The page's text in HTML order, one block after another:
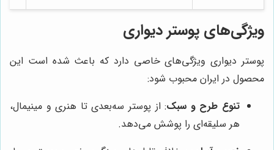
ویژگی‌های پوستر دیواری
پوستر دیواری ویژگی‌های خاصی دارد که باعث شده است این
محصول در ایران محبوب شود:
تنوع طرح و سبک: از پوستر سه‌بعدی تا هنری و مینیمال،
هر سلیقه‌ای را پوشش می‌دهد.